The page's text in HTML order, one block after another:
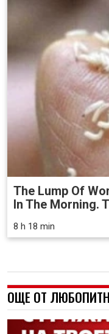
The Lump Of
In The Morning.
8 h 18 min
ОЩЕ ОТ